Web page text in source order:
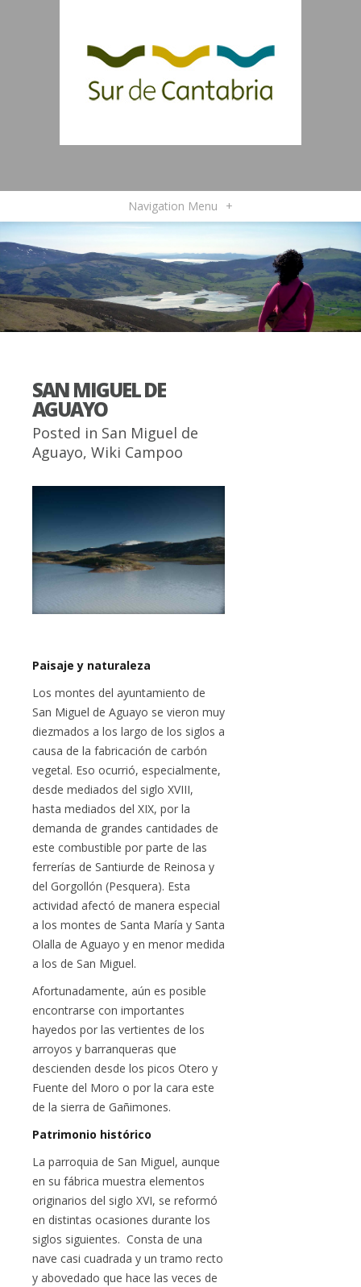
Navigation Menu +
SAN MIGUEL DE
AGUAYO
Posted in San Miguel de
Aguayo, Wiki Campoo
Paisaje y naturaleza
Los montes del ayuntamiento de
San Miguel de Aguayo se vieron muy
diezmados a los largo de los siglos a
causa de la fabricación de carbón
vegetal. Eso ocurrió, especialmente,
desde mediados del siglo XVIII,
hasta mediados del XIX, por la
demanda de grandes cantidades de
este combustible por parte de las
ferrerías de Santiurde de Reinosa y
del Gorgollón (Pesquera). Esta
actividad afectó de manera especial
a los montes de Santa María y Santa
Olalla de Aguayo y en menor medida
a los de San Miguel.
Afortunadamente, aún es posible
encontrarse con importantes
hayedos por las vertientes de los
arroyos y barranqueras que
descienden desde los picos Otero y
Fuente del Moro o por la cara este
de la sierra de Gañimones.
Patrimonio histórico
La parroquia de San Miguel, aunque
en su fábrica muestra elementos
originarios del siglo XVI, se reformó
en distintas ocasiones durante los
siglos siguientes. Consta de una
nave casi cuadrada y un tramo recto
y abovedado que hace las veces de